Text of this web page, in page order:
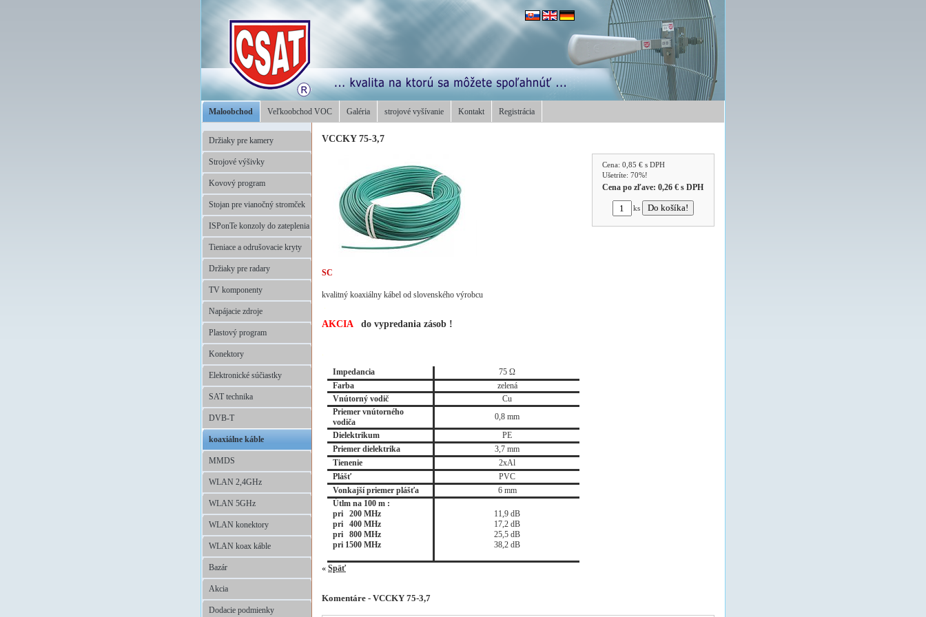
Maloobchod Veľkoobchod VOC Galéria strojové vyšívanie Kontakt Registrácia
Držiaky pre kamery
Strojové výšivky
Kovový program
Stojan pre vianočný stromček
ISPonTe konzoly do zateplenia
Tieniace a odrušovacie kryty
Držiaky pre radary
TV komponenty
Napájacie zdroje
Plastový program
Konektory
Elektronické súčiastky
SAT technika
DVB-T
koaxiálne káble
MMDS
WLAN 2,4GHz
WLAN 5GHz
WLAN konektory
WLAN koax káble
Bazár
Akcia
Dodacie podmienky
VCCKY 75-3,7
Cena:0,85 € s DPH
Ušetríte: 70%!
Cena po zľave:0,26 € s DPH
ks
SC
kvalitný koaxiálny kábel od slovenského výrobcu
AKCIA do vypredania zásob !
Impedancia
75 Ω
Farba
zelená
Vnútorný vodič
Cu
Priemer vnútorného
vodiča
0,8 mm
Dielektrikum
PE
Priemer dielektrika
3,7 mm
Tienenie
2xAl
Plášť
PVC
Vonkajší priemer plášťa
6 mm
Útlm na 100 m :
pri 200 MHz
pri 400 MHz
pri 800 MHz
pri 1500 MHz
11,9 dB
17,2 dB
25,5 dB
38,2 dB
« Späť
Komentáre - VCCKY 75-3,7